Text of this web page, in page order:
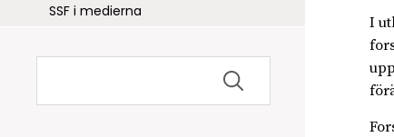
SSF i medierna
Sök
I